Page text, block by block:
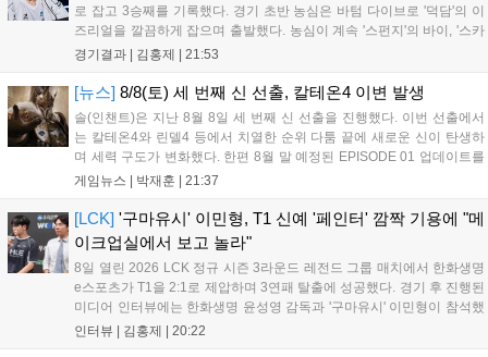
로 잡고 3승째를 기록했다. 경기 초반 농심은 바텀 다이브로 '덕담'의 이
즈리얼을 깔끔하게 잡으며 출발했다. 농심이 계속 '스펀지'의 바이, '스카
웃'의 신드라가 맹활약하며 초반부터 잡은 주도권을 계속 잘 굴렸다.
었...
경기결과 | 김홍제 | 21:53
[뉴스] 8/8(토) 세 번째 신 선출, 칼테온4 이변 발생
솔(인챈트)은 지난 8월 8일 세 번째 신 선출을 진행했다. 이번 선출에서
는 칼테온4와 린델4 등에서 치열한 순위 다툼 끝에 새로운 신이 탄생하
며 세력 구도가 변화했다. 한편 8월 말 예정된 EPISODE 01 업데이트를
통해 월드 콘텐츠가 추가될 예정이며, 이를 통해 추후 주신 및 절대신에
더욱 가속화될 전망이다....
게임뉴스 | 박재훈 | 21:37
[LCK] '구마유시' 이민형, T1 신예 '페인터' 깜짝 기용에 "메
이크업실에서 보고 놀라"
8일 열린 2026 LCK 정규 시즌 3라운드 레전드 그룹 매치에서 한화생명
e스포츠가 T1을 2:1로 제압하며 3연패 탈출에 성공했다. 경기 후 진행된
미디어 인터뷰에는 한화생명 윤성영 감독과 '구마유시' 이민형이 참석했
다. 먼저 승리 소감에 대해 윤성영 감독은 "오랜만에 승리해 기분이 좋고,
인터뷰 | 김홍제 | 20:22